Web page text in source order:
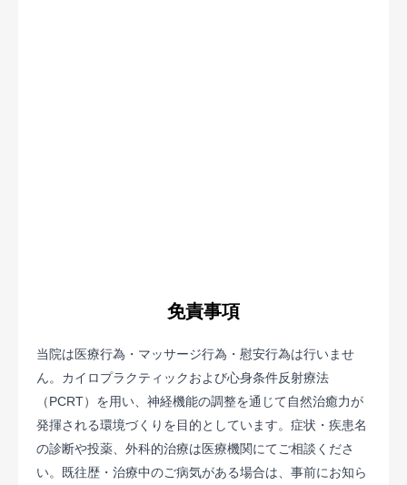
免責事項
当院は医療行為・マッサージ行為・慰安行為は行いませ
ん。カイロプラクティックおよび心身条件反射療法
（PCRT）を用い、神経機能の調整を通じて自然治癒力が
発揮される環境づくりを目的としています。症状・疾患名
の診断や投薬、外科的治療は医療機関にてご相談くださ
い。既往歴・治療中のご病気がある場合は、事前にお知ら